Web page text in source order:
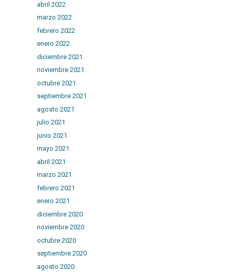
abril 2022
marzo 2022
febrero 2022
enero 2022
diciembre 2021
noviembre 2021
octubre 2021
septiembre 2021
agosto 2021
julio 2021
junio 2021
mayo 2021
abril 2021
marzo 2021
febrero 2021
enero 2021
diciembre 2020
noviembre 2020
octubre 2020
septiembre 2020
agosto 2020